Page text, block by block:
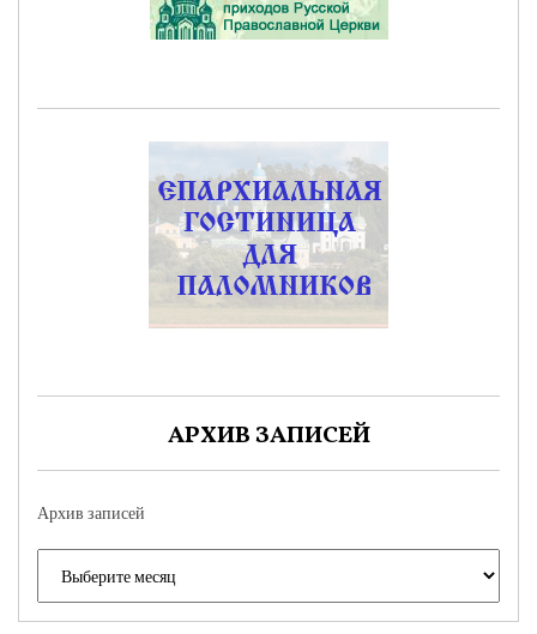
АРХИВ ЗАПИСЕЙ
Архив записей